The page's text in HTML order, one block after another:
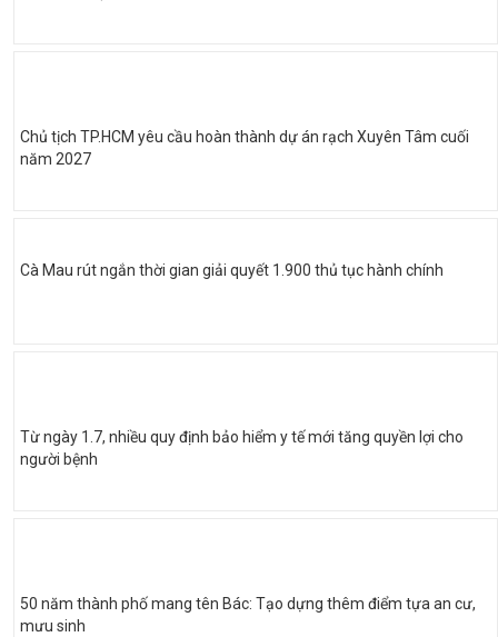
Chủ tịch TP.HCM yêu cầu hoàn thành dự án rạch Xuyên Tâm cuối
năm 2027
Cà Mau rút ngắn thời gian giải quyết 1.900 thủ tục hành chính
Từ ngày 1.7, nhiều quy định bảo hiểm y tế mới tăng quyền lợi cho
người bệnh
50 năm thành phố mang tên Bác: Tạo dựng thêm điểm tựa an cư,
mưu sinh